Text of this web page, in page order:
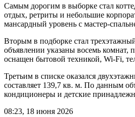
Самым дорогим в выборке стал
отдых, ретриты и небольшие
мансардный уровень с мастер-
Вторым в подборке стал
объявлении указаны восемь комнат,
оснащен бытовой техникой, Wi-Fi,
Третьим в списке оказался
составляет 139,7 кв. м. По данным
кондиционеры и детские
08:23, 18 июня 2026